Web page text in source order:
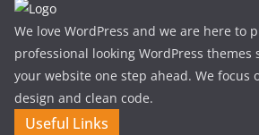
We love WordPress and we are here to
professional looking WordPress themes
your website one step ahead. We focus
design and clean code.
Useful Links